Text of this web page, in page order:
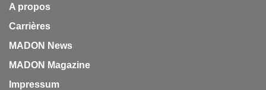
A propos
Carrières
MADON News
MADON Magazine
Impressum